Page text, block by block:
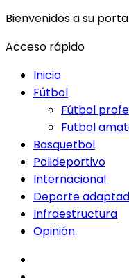
Bienvenidos a su
Acceso rápido
Inicio
Fútbol
Fútbol
Futbol
Basquetbol
Polideportivo
Internacional
Deporte
Infraestructura
Opinión